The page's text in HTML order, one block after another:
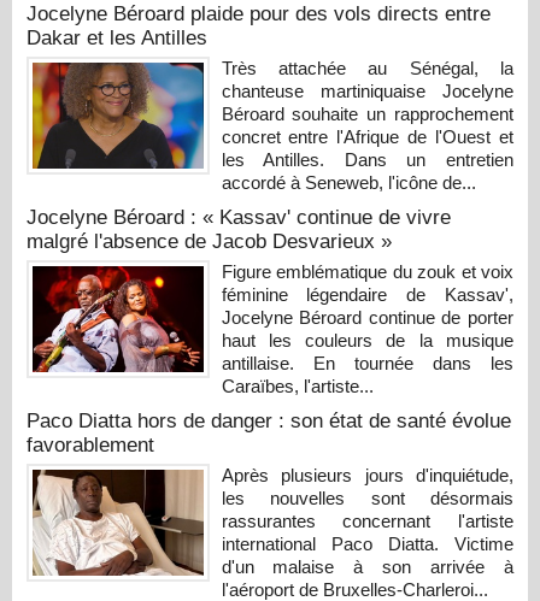
Jocelyne Béroard plaide pour des vols directs entre
Dakar et les Antilles
Très attachée au Sénégal, la
chanteuse martiniquaise Jocelyne
Béroard souhaite un rapprochement
concret entre l'Afrique de l'Ouest et
les Antilles. Dans un entretien
accordé à Seneweb, l'icône de...
Jocelyne Béroard : « Kassav' continue de vivre
malgré l'absence de Jacob Desvarieux »
Figure emblématique du zouk et voix
féminine légendaire de Kassav',
Jocelyne Béroard continue de porter
haut les couleurs de la musique
antillaise. En tournée dans les
Caraïbes, l'artiste...
Paco Diatta hors de danger : son état de santé évolue
favorablement
Après plusieurs jours d'inquiétude,
les nouvelles sont désormais
rassurantes concernant l'artiste
international Paco Diatta. Victime
d'un malaise à son arrivée à
l'aéroport de Bruxelles-Charleroi...